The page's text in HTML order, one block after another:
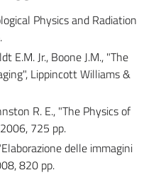
Physics and Radiation
E.M. Jr., Boone J.M., "The
Lippincott Williams &
R. E., "The Physics of
725 pp.
delle immagini
820 pp.